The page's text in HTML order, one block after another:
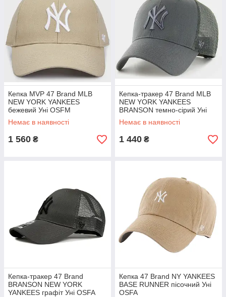
Кепка MVP 47 Brand MLB
NEW YORK YANKEES
бежевий Уні OSFM
Немає в наявності
1 560 ₴
Кепка-тракер 47 Brand MLB
NEW YORK YANKEES
BRANSON темно-сірий Уні
OSFA
Немає в наявності
1 440 ₴
Кепка-тракер 47 Brand
BRANSON NEW YORK
YANKEES графіт Уні OSFA
Кепка 47 Brand NY YANKEES
BASE RUNNER пісочний Уні
OSFA